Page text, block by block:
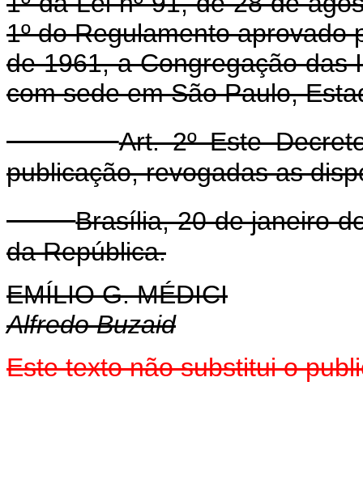
1º do Regulamento aprovado
de 1961, a Congregação das
com sede em São Paulo,
Art. 2º Este
publicação, revogadas as
Brasília, 20 de janeiro
da República.
EMÍLIO G. MÉDICI
Alfredo Buzaid
Este texto não substitui o